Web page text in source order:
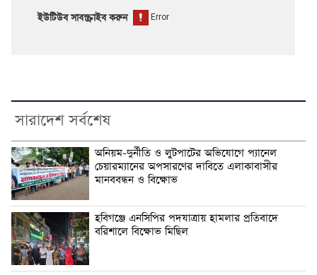
ইউটিউব সাবস্ক্রাইব করুন
সারাদেশ সর্বশেষ
অনিয়ম-দুর্নীতি ও লুটপাটের অভিযোগে প্যানেল
চেয়ারম্যানের অপসারণের দাবিতে এলাকাবাসীর
মানববন্ধন ও বিক্ষোভ
হবিগঞ্জে এনসিপির পদযাত্রায় হামলার প্রতিবাদে
বরিশালে বিক্ষোভ মিছিল